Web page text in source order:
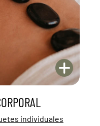
individuales